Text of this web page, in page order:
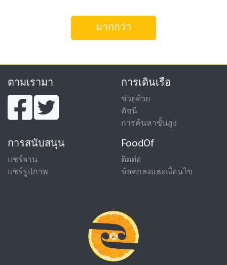
มากกว่า
ตามเรามา การเดินเรือ
ช่วยด้วย
ดัชนี
การค้นหาขั้นสูง
การสนับสนุน
แชร์จาน
แชร์รูปภาพ
FoodOf
ติดต่อ
ข้อตกลงและเงื่อนไข